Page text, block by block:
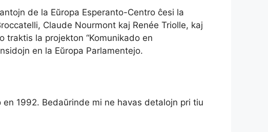
de la Eŭropa Esperanto-Centro ĉesi la
Claude Nourmont kaj Renée Triolle, kaj
traktis la projekton “Komunikado en
en la Eŭropa Parlamentejo.
1992. Bedaŭrinde mi ne havas detalojn pri tiu